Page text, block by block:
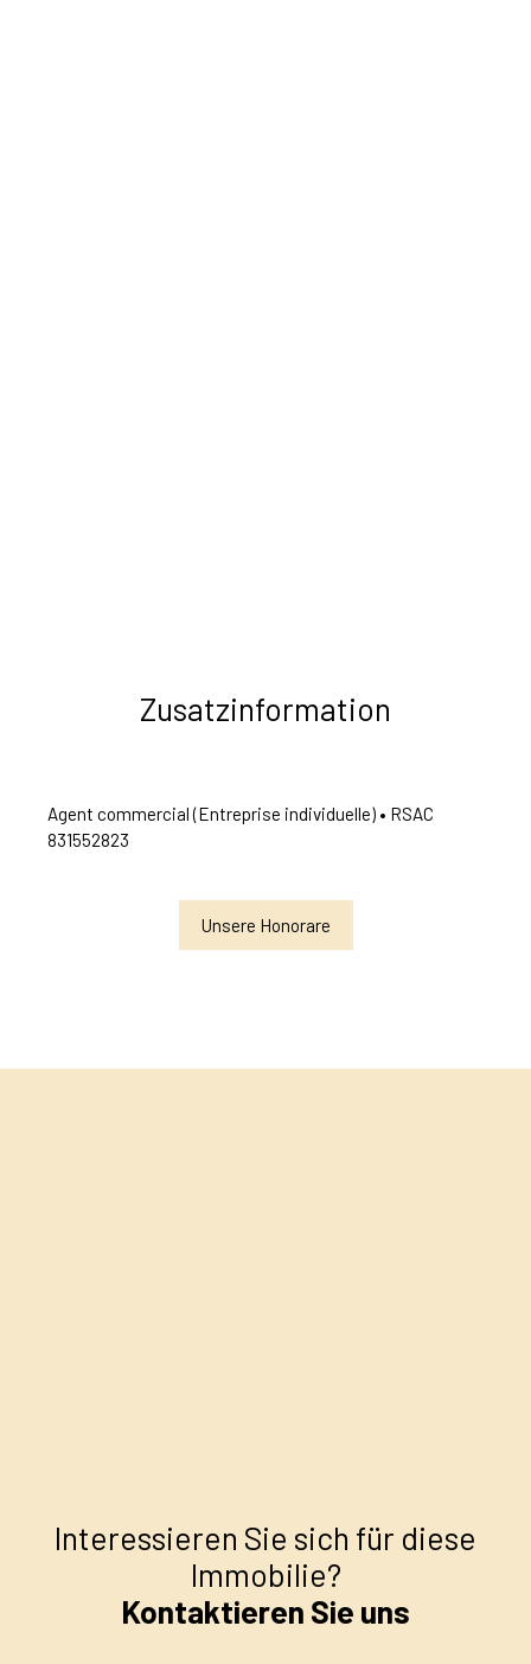
Zusatzinformation
Agent commercial (Entreprise individuelle) • RSAC
831552823
Unsere Honorare
Interessieren Sie sich für diese
Immobilie?
Kontaktieren Sie uns